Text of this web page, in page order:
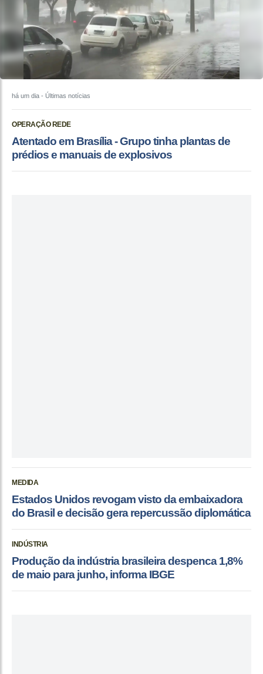
há um dia - Últimas notícias
OPERAÇÃO REDE
Atentado em Brasília - Grupo tinha plantas de
prédios e manuais de explosivos
MEDIDA
Estados Unidos revogam visto da embaixadora
do Brasil e decisão gera repercussão diplomática
INDÚSTRIA
Produção da indústria brasileira despenca 1,8%
de maio para junho, informa IBGE